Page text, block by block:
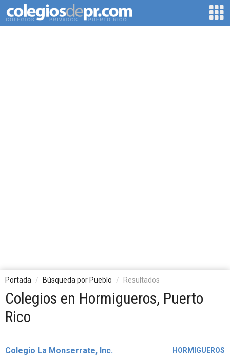
Portada Búsqueda por Pueblo Resultados
Colegios en Hormigueros, Puerto
Rico
Colegio La Monserrate, Inc.
HORMIGUEROS